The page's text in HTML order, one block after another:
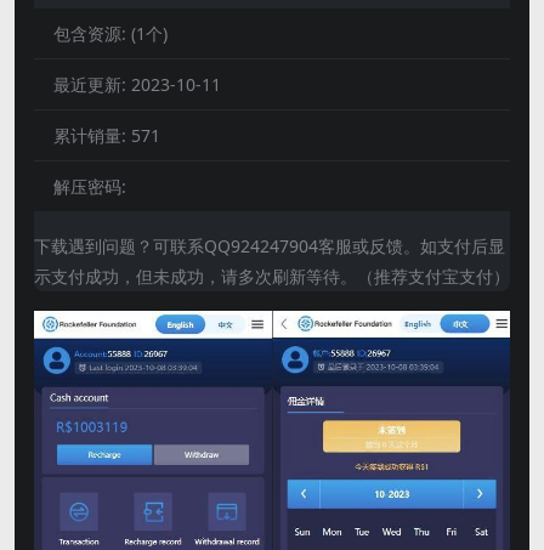
包含资源: (1个)
最近更新: 2023-10-11
累计销量: 571
解压密码:
下载遇到问题？可联系QQ924247904客服或反馈。如支付后显
示支付成功，但未成功，请多次刷新等待。（推荐支付宝支付）